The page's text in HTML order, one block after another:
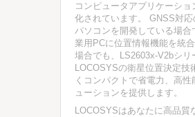
コンピュータアプリケーショ
化されています。 GNSS対応
パソコンを開発している場合
業用PCに位置情報機能を統
場合でも、LS2603x-V2bシリ
LOCOSYSの衛星位置決定技
くコンパクトで省電力、高性
ューションを提供します。
LOCOSYSはあなたに高品質